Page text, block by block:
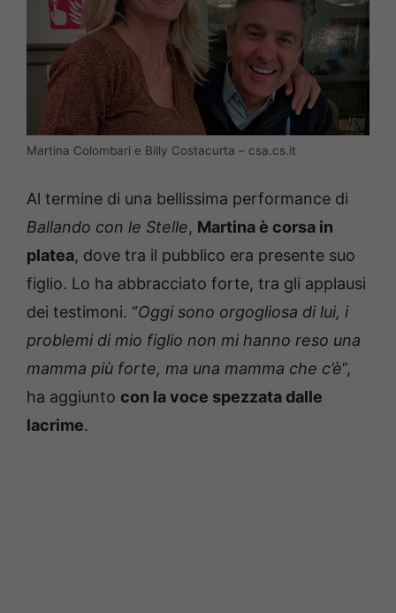
Martina Colombari e Billy Costacurta – csa.cs.it
Al termine di una bellissima performance di
Ballando con le Stelle, Martina è corsa in
platea, dove tra il pubblico era presente suo
figlio. Lo ha abbracciato forte, tra gli applausi
dei testimoni. “Oggi sono orgogliosa di lui, i
problemi di mio figlio non mi hanno reso una
mamma più forte, ma una mamma che c’è”,
ha aggiunto con la voce spezzata dalle
lacrime.